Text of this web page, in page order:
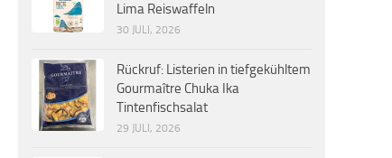
Lima Reiswaffeln
30 JULI, 2026
Rückruf: Listerien in tiefgekühltem
Gourmaître Chuka Ika
Tintenfischsalat
29 JULI, 2026